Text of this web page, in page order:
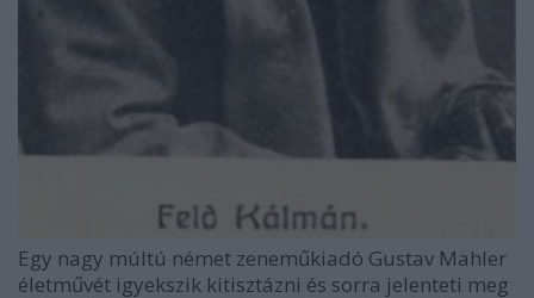
Egy nagy múltú német zeneműkiadó Gustav Mahler
életművét igyekszik kitisztázni és sorra jelenteti meg